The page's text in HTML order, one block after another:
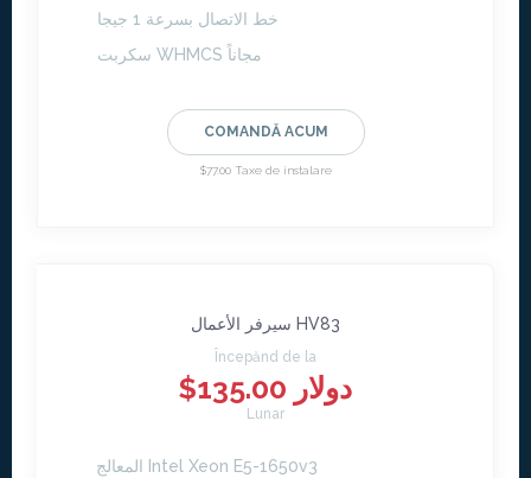
خط الاتصال بسرعة 1 جيجا
سكربت WHMCS مجاناً
COMANDĂ ACUM
$77.00 Taxe de instalare
سيرفر الأعمال HV83
Începănd de la
$135.00 دولار
Lunar
المعالج Intel Xeon E5-1650v3